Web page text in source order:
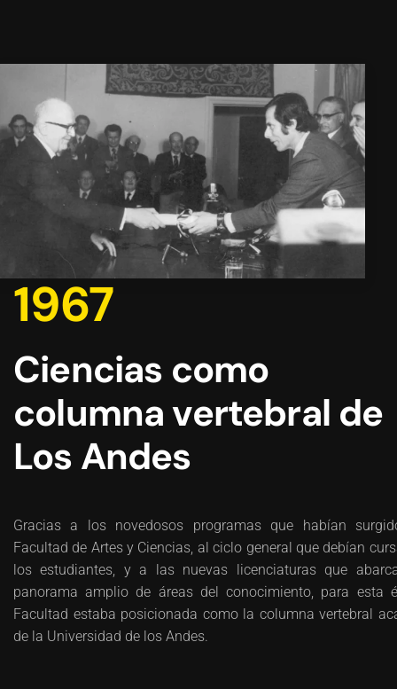
1967
Ciencias como
columna vertebral de
Los Andes
Gracias a los novedosos programas que habían
Facultad de Artes y Ciencias, al ciclo general que debían
los estudiantes, y a las nuevas licenciaturas que
panorama amplio de áreas del conocimiento, para esta
Facultad estaba posicionada como la columna vertebral
de la Universidad de los Andes.